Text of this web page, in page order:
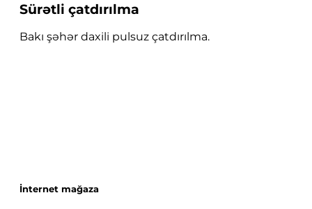
Sürətli çatdırılma
Bakı şəhər daxili pulsuz çatdırılma.
İnternet mağaza